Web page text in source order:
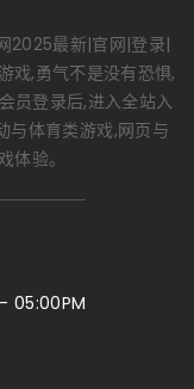
2025最新|官网|登录|
,勇气不是没有恐惧,
员登录后,进入全站入
与体育类游戏,网页与
体验。
05:00PM